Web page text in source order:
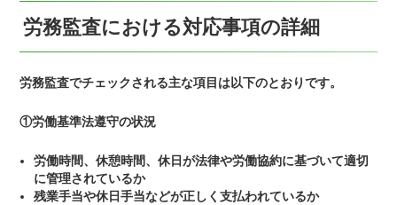
労務監査における対応事項の詳細
労務監査でチェックされる主な項目は以下のとおりです。
①労働基準法遵守の状況
労働時間、休憩時間、休日が法律や労働協約に基づいて適切
に管理されているか
残業手当や休日手当などが正しく支払われているか